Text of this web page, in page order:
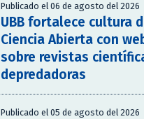
Publicado el 06 de agosto del 2026
UBB fortalece cultura
Ciencia Abierta con
sobre revistas
depredadoras
Publicado el 05 de agosto del 2026